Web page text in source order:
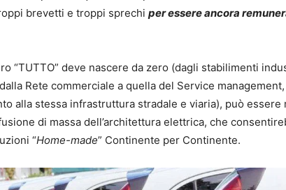
brevetti e troppi sprechi per essere ancora
“TUTTO” deve nascere da zero (dagli stabilimenti
Rete commerciale a quella del Service
alla stessa infrastruttura stradale e viaria), può essere
di massa dell’architettura elettrica, che
“Home-made” Continente per Continente.